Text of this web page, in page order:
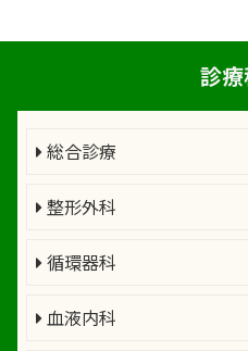
診
総合診療
整形外科
循環器科
血液内科